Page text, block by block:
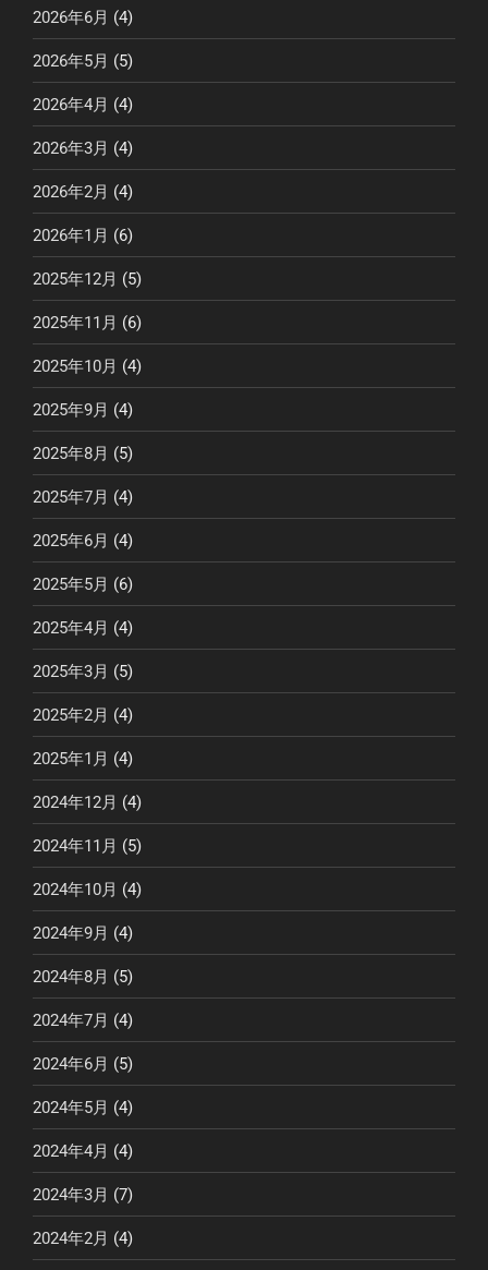
2026年6月 (4)
2026年5月 (5)
2026年4月 (4)
2026年3月 (4)
2026年2月 (4)
2026年1月 (6)
2025年12月 (5)
2025年11月 (6)
2025年10月 (4)
2025年9月 (4)
2025年8月 (5)
2025年7月 (4)
2025年6月 (4)
2025年5月 (6)
2025年4月 (4)
2025年3月 (5)
2025年2月 (4)
2025年1月 (4)
2024年12月 (4)
2024年11月 (5)
2024年10月 (4)
2024年9月 (4)
2024年8月 (5)
2024年7月 (4)
2024年6月 (5)
2024年5月 (4)
2024年4月 (4)
2024年3月 (7)
2024年2月 (4)